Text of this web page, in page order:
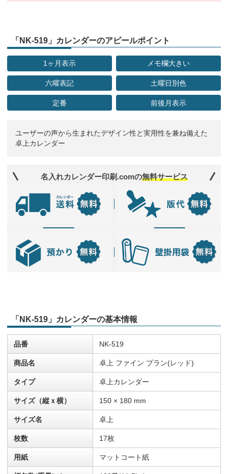
「NK-519」カレンダーのアピールポイント
1ヶ月表示 メモ欄大きい
六曜表記 土曜日別色
定番 前後月表示
ユーザーの声から生まれたデザイン性と実用性を兼ね備えた
卓上カレンダー
名入れカレンダー印刷.comの無料サービス
「NK-519」カレンダーの基本情報
品番 NK-519
商品名 卓上 ファイン プラン(レッド)
タイプ 卓上カレンダー
サイズ（縦ｘ横） 150 × 180 mm
サイズ名 卓上
枚数 17枚
用紙 マットコート紙